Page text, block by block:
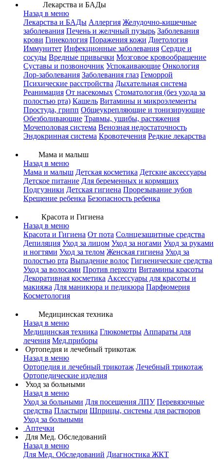
Лекарства и БАДы
Назад в меню
Лекарства и БАДы Аллергия Желудочно-кишечные
заболевания Печень и желчный пузырь Заболевания
крови Гинекология Поражения кожи Диетология
Иммунитет Инфекционные заболевания Сердце и
сосуды Вредные привычки Мозговое кровообращение
Суставы и позвоночник Успокаивающие Онкология
Лор-заболевания Заболевания глаз Геморрой
Психические расстройства Дыхательная система
Реанимация От насекомых Стоматология (без ухода за
полостью рта) Кашель Витамины и микроэлементы
Простуда, грипп Общеукрепляющие и тонизирующие
Обезболивающие Травмы, ушибы, растяжения
Мочеполовая система Венозная недостаточность
Эндокринная система Кровотечения Редкие лекарства
Мама и малыш
Назад в меню
Мама и малыш Детская косметика Детские аксессуары
Детское питание Для беременных и кормящих
Подгузники Детская гигиена Прорезывание зубов
Крещение ребенка Безопасность ребенка
Красота и Гигиена
Назад в меню
Красота и Гигиена От пота Солнцезащитные средства
Депиляция Уход за лицом Уход за ногами Уход за руками
и ногтями Уход за телом Женская гигиена Уход за
полостью рта Выпадение волос Гигиенические средства
Уход за волосами Против перхоти Витамины красоты
Декоративная косметика Аксессуары для красоты и
макияжа Для маникюра и педикюра Парфюмерия
Косметология
Медицинская техника
Назад в меню
Медицинская техника Глюкометры Аппараты для
лечения Мед.приборы
Ортопедия и лечебный трикотаж
Назад в меню
Ортопедия и лечебный трикотаж Лечебный трикотаж
Ортопедические изделия
Уход за больными
Назад в меню
Уход за больными Для посещения ЛПУ Перевязочные
средства Пластыри Шприцы, системы для растворов
Уход за больными
Аптечки
Для Мед. Обследований
Назад в меню
Для Мед. Обследований Диагностика ЖКТ